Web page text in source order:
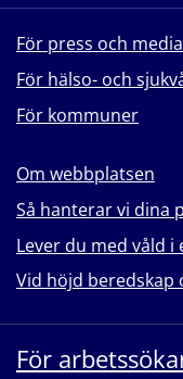
För press och media
För hälso- och
För kommuner
Om webbplatsen
Så hanterar vi dina
Lever du med våld
Vid höjd beredskap
För